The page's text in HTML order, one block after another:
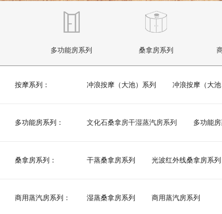
多功能房系列 桑拿房系列
按摩系列： 冲浪按摩（大池）系列 冲浪按摩（大
多功能房系列： 文化石桑拿房干湿蒸汽房系列 多功能
桑拿房系列： 干蒸桑拿房系列 光波红外线桑拿房系列
商用蒸汽房系列： 湿蒸桑拿房系列 商用蒸汽房系列